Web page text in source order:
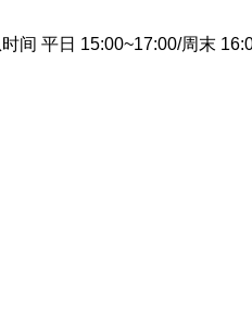
间 平日 15:00~17:00/周末